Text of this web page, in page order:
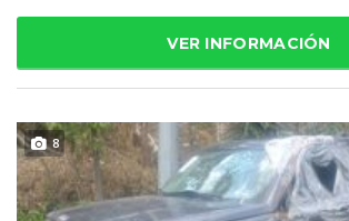
VER INFORMACIÓN
8